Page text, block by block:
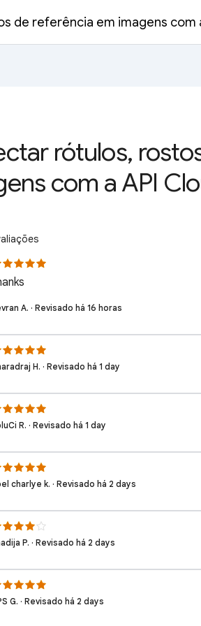
de referência em imagens com
rótulos,
com a API
A. · Revisado há 16 horas
H. · Revisado há 1 day
R. · Revisado há 1 day
charlye k. · Revisado há 2 days
P. · Revisado há 2 days
G. · Revisado há 2 days